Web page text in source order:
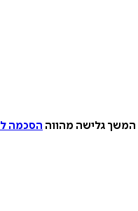
המשך גלישה מהווה הסכמה